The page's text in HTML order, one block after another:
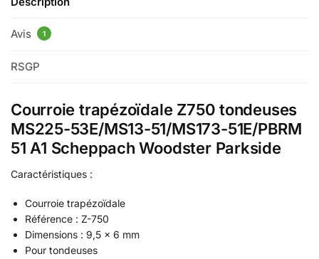
Avis 1
RSGP
Courroie trapézoïdale Z750 tondeuses
MS225-53E/MS13-51/MS173-51E/PBRM
51 A1 Scheppach Woodster Parkside
Caractéristiques :
Courroie trapézoïdale
Référence : Z-750
Dimensions : 9,5 x 6 mm
Pour tondeuses